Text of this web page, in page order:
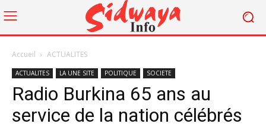
Accueil ACTUALITES
ACTUALITES LA UNE SITE POLITIQUE SOCIETE
Radio Burkina 65 ans au
service de la nation célébrés